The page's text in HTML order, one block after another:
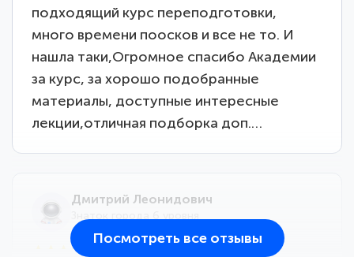
подходящий курс переподготовки,
много времени поосков и все не то. И
нашла таки,Огромное спасибо Академии
за курс, за хорошо подобранные
материалы, доступные интересные
лекции,отличная подборка доп.…
Дмитрий Леонидович
Посмотреть все отзывы